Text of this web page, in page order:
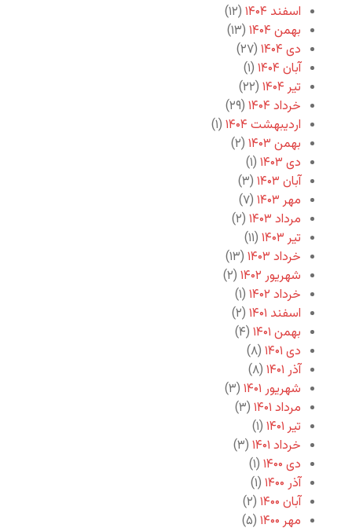
اسفند ۱۴۰۴
(۱۲)
بهمن ۱۴۰۴
(۱۳)
دی ۱۴۰۴
(۲۷)
آبان ۱۴۰۴
(۱)
تیر ۱۴۰۴
(۲۲)
خرداد ۱۴۰۴
(۲۹)
اردیبهشت ۱۴۰۴
(۱)
بهمن ۱۴۰۳
(۲)
دی ۱۴۰۳
(۱)
آبان ۱۴۰۳
(۳)
مهر ۱۴۰۳
(۷)
مرداد ۱۴۰۳
(۲)
تیر ۱۴۰۳
(۱۱)
خرداد ۱۴۰۳
(۱۳)
شهریور ۱۴۰۲
(۲)
خرداد ۱۴۰۲
(۱)
اسفند ۱۴۰۱
(۲)
بهمن ۱۴۰۱
(۴)
دی ۱۴۰۱
(۸)
آذر ۱۴۰۱
(۸)
شهریور ۱۴۰۱
(۳)
مرداد ۱۴۰۱
(۳)
تیر ۱۴۰۱
(۱)
خرداد ۱۴۰۱
(۳)
دی ۱۴۰۰
(۱)
آذر ۱۴۰۰
(۱)
آبان ۱۴۰۰
(۲)
مهر ۱۴۰۰
(۵)